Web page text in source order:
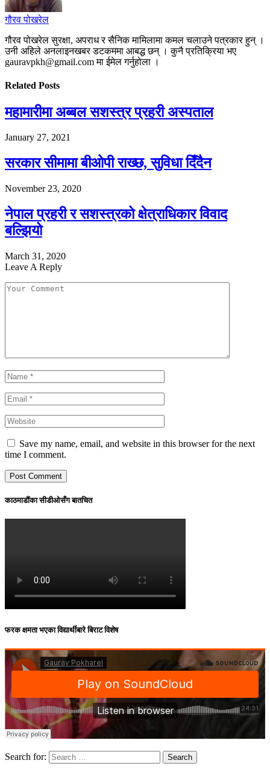
गौरव पोखरेल
गौरव पोखरेल सुरक्षा, अपराध र सैनिक मामिलामा कमल चलाउने पत्रकार हुन् ।
उनी अहिले अनलाइनखबर डटकममा आबद्ध छन् । कुनै प्रतिक्रिया भए
gauravpkh@gmail.com मा ईमेल गर्नुहोला ।
Related Posts
महामारीमा अब्बल सशस्त्र प्रहरी अस्पताल
January 27, 2021
सरकार सीमामा बीओपी राख्छ, सुविधा दिँदैन
November 23, 2020
नेपाल प्रहरी र सशस्त्रको क्षेत्राधिकार विवाद
बल्झियो
March 31, 2020
Leave A Reply
Save my name, email, and website in this browser for the next
time I comment.
काठमाडौंका सीडीओसँग बातचित
फरक क्षमता भएका विद्यार्थीबारे बिराट विशेष
Search for: